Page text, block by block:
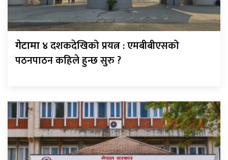
गेटामा ४ दशकदेखिको प्रयत्न : एमबीबीएसको
पठनपाठन कहिले हुन्छ सुरु ?